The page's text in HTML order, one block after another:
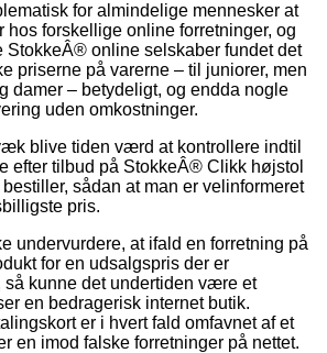
for almindelige mennesker at
hos forskellige online forretninger, og
StokkeÂ® online selskaber fundet det
priserne på varerne – til juniorer, men
damer – betydeligt, og endda nogle
uden omkostninger.
blive tiden værd at kontrollere indtil
efter tilbud på StokkeÂ® Clikk højstol
sådan at man er velinformeret
pris.
undervurdere, at ifald en forretning på
for en udsalgspris der er
så kunne det undertiden være et
en bedragerisk internet butik.
er i hvert fald omfavnet af et
en imod falske forretninger på nettet.